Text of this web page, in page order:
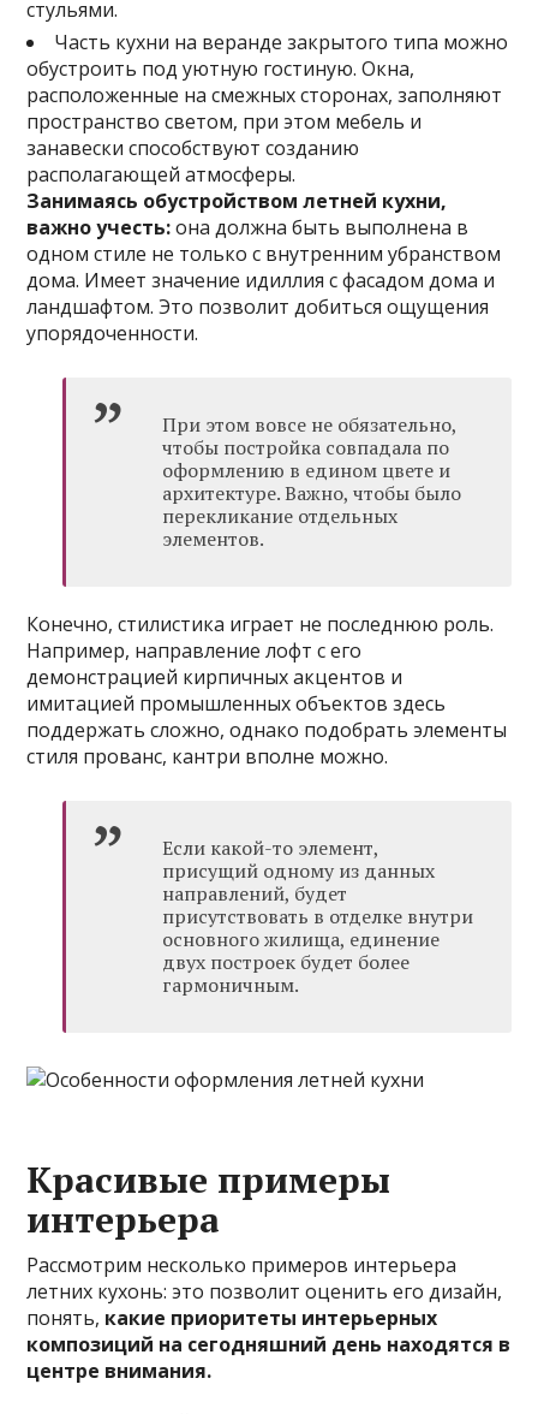
стульями.
Часть кухни на веранде закрытого типа можно
обустроить под уютную гостиную. Окна,
расположенные на смежных сторонах, заполняют
пространство светом, при этом мебель и
занавески способствуют созданию
располагающей атмосферы.
Занимаясь обустройством летней кухни,
важно учесть:она должна быть выполнена в
одном стиле не только с внутренним убранством
дома. Имеет значение идиллия с фасадом дома и
ландшафтом. Это позволит добиться ощущения
упорядоченности.
При этом вовсе не обязательно,
чтобы постройка совпадала по
оформлению в едином цвете и
архитектуре. Важно, чтобы было
перекликание отдельных
элементов.
Конечно, стилистика играет не последнюю роль.
Например, направление лофт с его
демонстрацией кирпичных акцентов и
имитацией промышленных объектов здесь
поддержать сложно, однако подобрать элементы
стиля прованс, кантри вполне можно.
Если какой-то элемент,
присущий одному из данных
направлений, будет
присутствовать в отделке внутри
основного жилища, единение
двух построек будет более
гармоничным.
Красивые примеры
интерьера
Рассмотрим несколько примеров интерьера
летних кухонь: это позволит оценить его дизайн,
понять, какие приоритеты интерьерных
композиций на сегодняшний день находятся в
центре внимания.